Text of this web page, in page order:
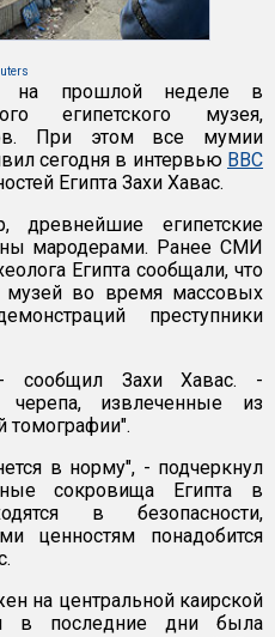
на прошлой неделе в
египетского музея,
При этом все мумии
сегодня в интервью ВВС
Египта Захи Хавас.
древнейшие египетские
мародерами. Ранее СМИ
Египта сообщали, что
во время массовых
преступники
Захи Хавас. -
извлеченные из
томографии".
в норму", - подчеркнул
сокровища Египта в
в безопасности,
ценностям понадобится
на центральной каирской
в последние дни была